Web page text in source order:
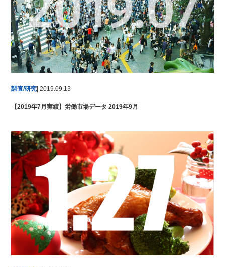
調査/研究 | 2019.09.13
【2019年7月実績】労働市場データ 2019年9月